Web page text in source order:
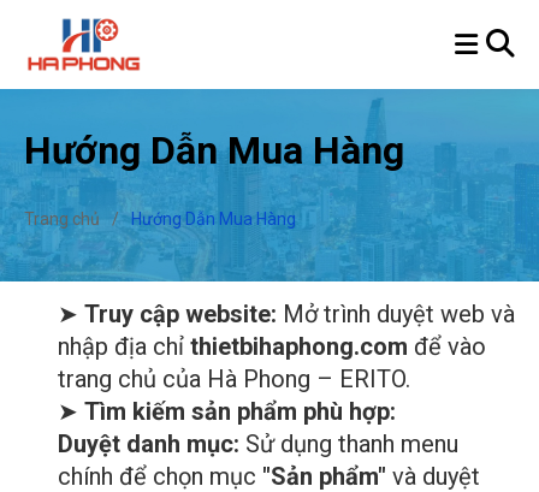
Hướng Dẫn Mua Hàng
Trang chủ / Hướng Dẫn Mua Hàng
➤ Truy cập website: Mở trình duyệt web và
nhập địa chỉ thietbihaphong.com để vào
trang chủ của Hà Phong – ERITO.
➤ Tìm kiếm sản phẩm phù hợp:
Duyệt danh mục: Sử dụng thanh menu
chính để chọn mục "Sản phẩm" và duyệt